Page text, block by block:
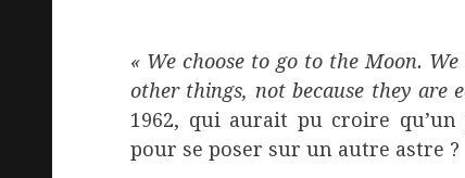
« We choose to go to the Moon.
other things, not because they are
1962, qui aurait pu croire
pour se poser sur un autre astre ?